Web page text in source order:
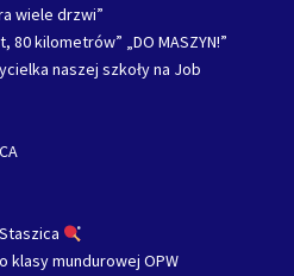
wiele drzwi”
80 kilometrów” „DO MASZYN!”
naszej szkoły na Job
klasy mundurowej OPW